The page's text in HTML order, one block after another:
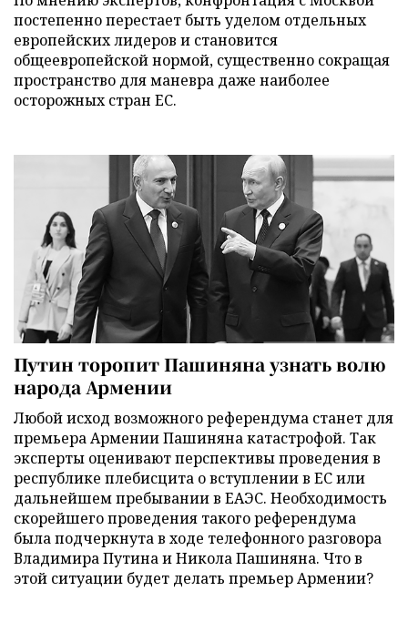
постепенно перестает быть уделом отдельных
европейских лидеров и становится
общеевропейской нормой, существенно сокращая
пространство для маневра даже наиболее
осторожных стран ЕС.
Путин торопит Пашиняна узнать волю
народа Армении
Любой исход возможного референдума станет для
премьера Армении Пашиняна катастрофой. Так
эксперты оценивают перспективы проведения в
республике плебисцита о вступлении в ЕС или
дальнейшем пребывании в ЕАЭС. Необходимость
скорейшего проведения такого референдума
была подчеркнута в ходе телефонного разговора
Владимира Путина и Никола Пашиняна. Что в
этой ситуации будет делать премьер Армении?